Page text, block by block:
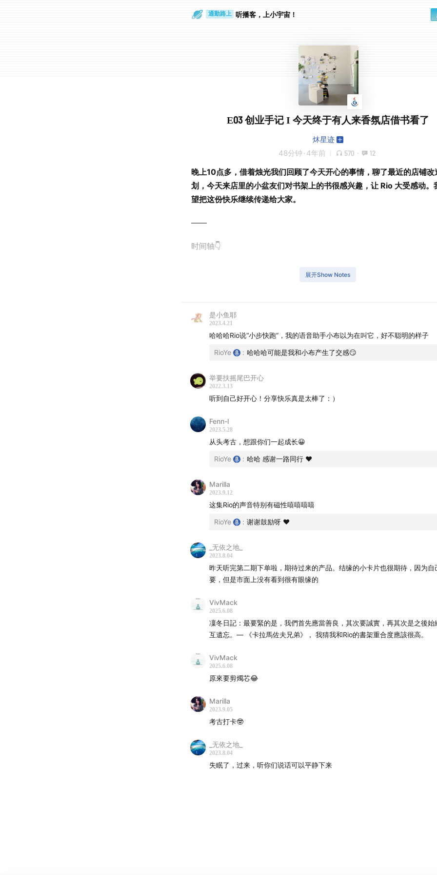
通勤路上 听播客，上小宇宙！
E03 创业手记 I 今天终于有人来香氛店借书看了
炑星迹
48分钟 · 4年前 570 · 12
晚上10点多，借着烛光我们回顾了今天开心的事情，聊了最近的店铺改
划，今天来店里的小盆友们对书架上的书很感兴趣，让 Rio 大受感动。
望把这份快乐继续传递给大家。
——
时间轴👇
02:03 限制让我们更有创造力
你怎么定义这面墙，它就有不同的力量
07:47 碎裂的不完美
12:56 没有设计经验的 Rio 和线下供应商的沟通
我们的「店铺迭代2.0」
15:02 Cen 和 Rio 沟通方式的转变
很多时候不能停留在「想」
终于有用户借我的书啦！
23:27 在岛上认识的来自西雅图的手工店主
来自用户的反馈：原来我已经不看虚构类的书好多年了
26:44 如果你进来我们的店铺，可能没有人马上招呼你
商品的陈列就是我们自己理念的表达
31:09 Cen 和自己很喜欢的 UP主 录了一期节目
35:21
36:48
这个播客就是我们的语音日记本
展开Show Notes
是小鱼耶
2023.4.21
哈哈哈Rio说“小步快跑”，我的语音助手小布以为在叫它，好不聪明的样子
RioYe : 哈哈哈可能是我和小布产生了交感😏
举要扶摇尾巴开心
2022.3.13
听到自己好开心！分享快乐真是太棒了：）
Fenn-l
2023.5.28
从头考古，想跟你们一起成长😀
RioYe : 哈哈 感谢一路同行 ❤️
Marilla
2023.9.12
这集Rio的声音特别有磁性嘻嘻嘻嘻
RioYe : 谢谢鼓励呀 ❤️
_无依之地_
2023.8.04
昨天听完第二期下单啦，期待过来的产品。结缘的小卡片也很期待，因为自
要，但是市面上没有看到很有眼缘的
VivMack
2025.6.08
凜冬日記：最要緊的是，我們首先應當善良，其次要誠實，再其次是之後始
互遺忘。— 《卡拉馬佐夫兄弟》， 我猜我和Rio的書架重合度應該很高。
VivMack
2025.6.08
原來要剪燭芯😂
Marilla
2023.9.05
考古打卡🤓
_无依之地_
2023.8.04
失眠了，过来，听你们说话可以平静下来